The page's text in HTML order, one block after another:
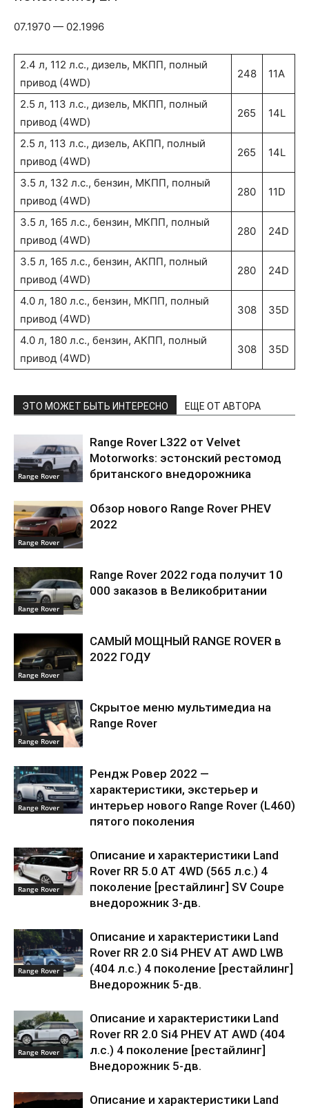
07.1970 — 02.1996
2.4 л, 112 л.с., дизель, МКПП, полный
привод (4WD)
248 11A
2.5 л, 113 л.с., дизель, МКПП, полный
привод (4WD)
265 14L
2.5 л, 113 л.с., дизель, АКПП, полный
привод (4WD)
265 14L
3.5 л, 132 л.с., бензин, МКПП, полный
привод (4WD)
280 11D
3.5 л, 165 л.с., бензин, МКПП, полный
привод (4WD)
280 24D
3.5 л, 165 л.с., бензин, АКПП, полный
привод (4WD)
280 24D
4.0 л, 180 л.с., бензин, МКПП, полный
привод (4WD)
308 35D
4.0 л, 180 л.с., бензин, АКПП, полный
привод (4WD)
308 35D
ЭТО МОЖЕТ БЫТЬ ИНТЕРЕСНО ЕЩЕ ОТ АВТОРА
Range Rover
Range Rover L322 от Velvet
Motorworks: эстонский рестомод
британского внедорожника
Range Rover
Обзор нового Range Rover PHEV
2022
Range Rover
Range Rover 2022 года получит 10
000 заказов в Великобритании
Range Rover
САМЫЙ МОЩНЫЙ RANGE ROVER в
2022 ГОДУ
Range Rover
Скрытое меню мультимедиа на
Range Rover
Range Rover
Рендж Ровер 2022 —
характеристики, экстерьер и
интерьер нового Range Rover (L460)
пятого поколения
Range Rover
Описание и характеристики Land
Rover RR 5.0 AT 4WD (565 л.с.) 4
поколение [рестайлинг] SV Coupe
внедорожник 3-дв.
Range Rover
Описание и характеристики Land
Rover RR 2.0 Si4 PHEV AT AWD LWB
(404 л.с.) 4 поколение [рестайлинг]
Внедорожник 5-дв.
Range Rover
Описание и характеристики Land
Rover RR 2.0 Si4 PHEV AT AWD (404
л.с.) 4 поколение [рестайлинг]
Внедорожник 5-дв.
Описание и характеристики Land